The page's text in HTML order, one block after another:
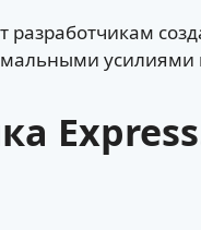
разработчикам
усилиями